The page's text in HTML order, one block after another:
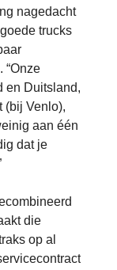
nagedacht
trucks
“Onze
en Duitsland,
(bij Venlo),
aan één
dat je
die
op al